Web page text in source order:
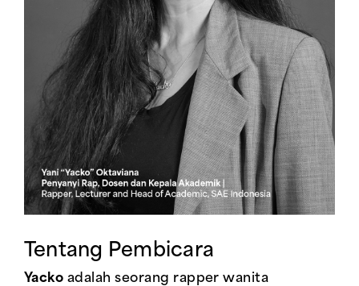
Tentang Pembicara
Yacko adalah seorang rapper wanita